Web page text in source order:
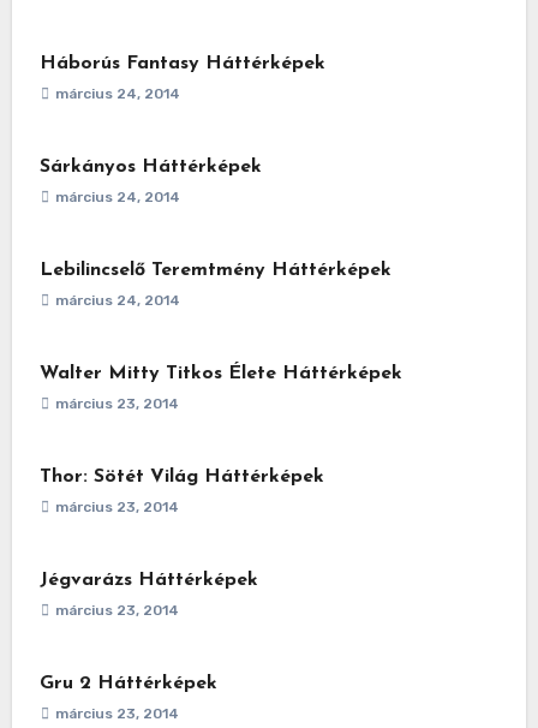
Háborús Fantasy Háttérképek
március 24, 2014
Sárkányos Háttérképek
március 24, 2014
Lebilincselő Teremtmény Háttérképek
március 24, 2014
Walter Mitty Titkos Élete Háttérképek
március 23, 2014
Thor: Sötét Világ Háttérképek
március 23, 2014
Jégvarázs Háttérképek
március 23, 2014
Gru 2 Háttérképek
március 23, 2014